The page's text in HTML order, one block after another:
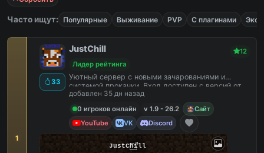
Часто ищут: Популярные Выживание PVP С плагинами
1
33
JustChill
12
Лидер рейтинга
Уютный сервер с новыми зачарованиями и
системой прокачки. Вход доступен с версий от
1.9 до 26.2
добавлен 35 дн назад
0 игроков онлайн
v 1.9 - 26.2
Сайт
YouTube
VK Discord
JustChill